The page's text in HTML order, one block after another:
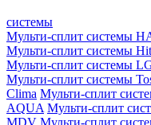
системы
Мульти-сплит системы
Мульти-сплит системы
Мульти-сплит системы
Мульти-сплит системы
Clima Мульти-сплит
AQUA Мульти-сплит
MDV Мульти-сплит